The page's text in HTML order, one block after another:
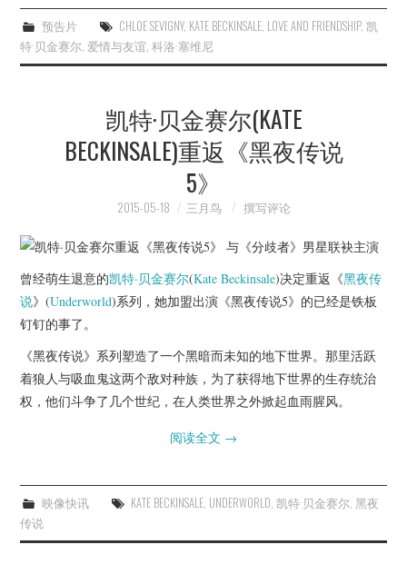
预告片 CHLOE SEVIGNY, KATE BECKINSALE, LOVE AND FRIENDSHIP, 凯
特·贝金赛尔 爱情与友谊 ,科洛·塞维尼
凯特·贝金赛尔(KATE
BECKINSALE)重返《黑夜传说
5》
2015-05-18 三月鸟 撰写评论
曾经萌生退意的凯特·贝金赛尔(Kate Beckinsale)决定重返《黑夜传
说》(Underworld)系列，她加盟出演《黑夜传说5》的已经是铁板
钉钉的事了。
《黑夜传说》系列塑造了一个黑暗而未知的地下世界。那里活跃
着狼人与吸血鬼这两个敌对种族，为了获得地下世界的生存统治
权，他们斗争了几个世纪，在人类世界之外掀起血雨腥风。
阅读全文 →
映像快讯 KATE BECKINSALE, UNDERWORLD, 凯特·贝金赛尔, 黑夜
传说